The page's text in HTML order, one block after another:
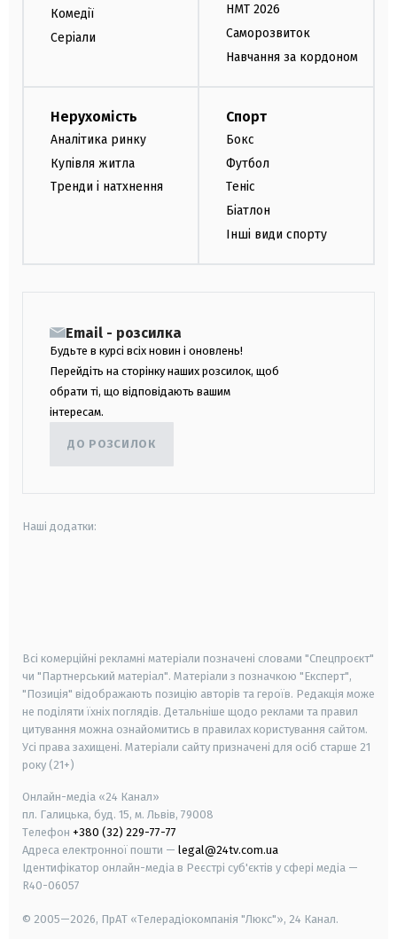
Комедії
Серіали
НМТ 2026
Саморозвиток
Навчання за кордоном
Нерухомість
Аналітика ринку
Купівля житла
Тренди і натхнення
Спорт
Бокс
Футбол
Теніс
Біатлон
Інші види спорту
Email - розсилка
Будьте в курсі всіх новин і оновлень!
Перейдіть на сторінку наших розсилок, щоб
обрати ті, що відповідають вашим
інтересам.
ДО РОЗСИЛОК
Наші додатки:
Всі комерційні рекламні матеріали позначені словами "Спецпроєкт"
чи "Партнерський матеріал". Матеріали з позначкою "Експерт",
"Позиція" відображають позицію авторів та героїв. Редакція може
не поділяти їхніх поглядів. Детальніше щодо реклами та правил
цитування можна ознайомитись в правилах користування сайтом.
Усі права захищені. Матеріали сайту призначені для осіб старше 21
року (21+)
Онлайн-медіа «24 Канал»
пл. Галицька, буд. 15, м. Львів, 79008
Телефон +380 (32) 229-77-77
Адреса електронної пошти — legal@24tv.com.ua
Ідентифікатор онлайн-медіа в Реєстрі суб'єктів у сфері медіа —
R40-06057
© 2005—2026, ПрАТ «Телерадіокомпанія "Люкс"», 24 Канал.